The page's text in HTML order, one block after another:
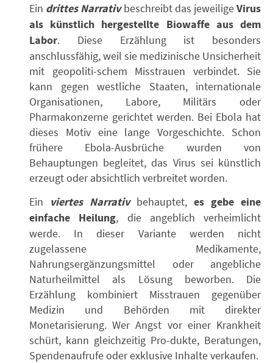
Ein drittes Narrativbeschreibt das jeweiligeVirus
als künstlich hergestellte Biowaffe aus dem
Labor. Diese Erzählung ist besonders
anschlussfähig, weil sie medizinische Unsicherheit
mit geopoliti-schem Misstrauen verbindet. Sie
kann gegen westliche Staaten, internationale
Organisationen, Labore, Militärs oder
Pharmakonzerne gerichtet werden. Bei Ebola hat
dieses Motiv eine lange Vorgeschichte. Schon
frühere Ebola-Ausbrüche wurden von
Behauptungen begleitet, das Virus sei künstlich
erzeugt oder absichtlich verbreitet worden.
Ein viertes Narrativbehauptet, es gebe eine
einfache Heilung, die angeblich verheimlicht
werde. In dieser Variante werden nicht
zugelassene Medikamente,
Nahrungsergänzungsmittel oder angebliche
Naturheilmittel als Lösung beworben. Die
Erzählung kombiniert Misstrauen gegenüber
Medizin und Behörden mit direkter
Monetarisierung. Wer Angst vor einer Krankheit
schürt, kann gleichzeitig Pro-dukte, Beratungen,
Spendenaufrufe oder exklusive Inhalte verkaufen.